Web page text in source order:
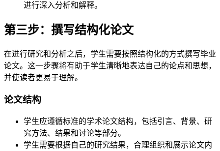
进行深入分析和解释。
第三步：撰写结构化论文
在进行研究和分析之后，学生需要按照结构化的方式撰写毕业
论文。这一步骤将有助于学生清晰地表达自己的论点和思想，
并使读者更易于理解。
论文结构
学生应遵循标准的学术论文结构，包括引言、背景、研
究方法、结果和讨论等部分。
学生需要根据自己的研究结果，合理组织和展示论文内